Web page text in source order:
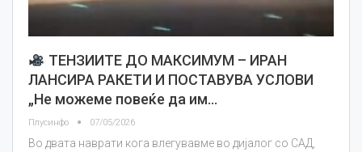
ТЕНЗИИТЕ ДО МАКСИМУМ – ИРАН
ЛАНСИРА РАКЕТИ И ПОСТАВУВА УСЛОВИ
„Не можеме повеќе да им…
Плусинфо 07/05/2026
Во двата наврати кога влегувавме во дијалог со САД,